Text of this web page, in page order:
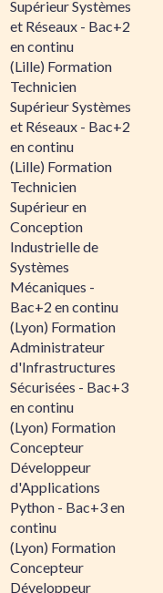
Supérieur Systèmes
et Réseaux - Bac+2
en continu
(Lille) Formation
Technicien
Supérieur Systèmes
et Réseaux - Bac+2
en continu
(Lille) Formation
Technicien
Supérieur en
Conception
Industrielle de
Systèmes
Mécaniques -
Bac+2 en continu
(Lyon) Formation
Administrateur
d'Infrastructures
Sécurisées - Bac+3
en continu
(Lyon) Formation
Concepteur
Développeur
d'Applications
Python - Bac+3 en
continu
(Lyon) Formation
Concepteur
Développeur